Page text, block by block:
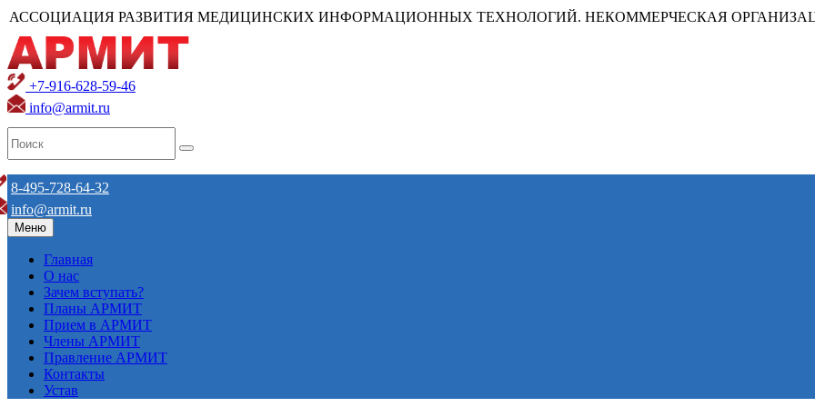
АССОЦИАЦИЯ РАЗВИТИЯ МЕДИЦИНСКИХ ИНФОРМАЦИОННЫХ ТЕХНОЛОГИЙ. НЕКОММЕРЧЕСКАЯ
+7-916-628-59-46
info@armit.ru
8-495-728-64-32
info@armit.ru
Меню
Главная
О нас
Зачем вступать?
Планы АРМИТ
Прием в АРМИТ
Члены АРМИТ
Правление АРМИТ
Контакты
Устав